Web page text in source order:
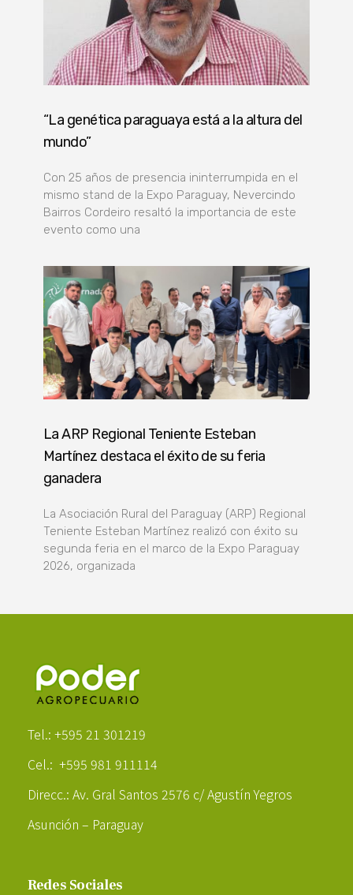
“La genética paraguaya está a la altura del
mundo”
Con 25 años de presencia ininterrumpida en el
mismo stand de la Expo Paraguay, Nevercindo
Bairros Cordeiro resaltó la importancia de este
evento como una
La ARP Regional Teniente Esteban
Martínez destaca el éxito de su feria
ganadera
La Asociación Rural del Paraguay (ARP) Regional
Teniente Esteban Martínez realizó con éxito su
segunda feria en el marco de la Expo Paraguay
2026, organizada
Tel.: +595 21 301219
Cel.: +595 981 911114
Direcc.: Av. Gral Santos 2576 c/ Agustín Yegros
Asunción – Paraguay
Redes Sociales